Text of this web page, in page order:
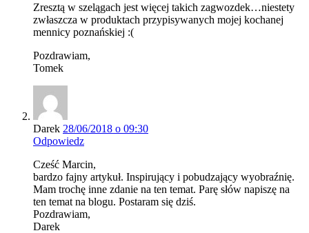
Zresztą w szelągach jest więcej takich zagwozdek…niestety
zwłaszcza w produktach przypisywanych mojej kochanej
mennicy poznańskiej :(
Pozdrawiam,
Tomek
Darek 28/06/2018 o 09:30
Odpowiedz
Cześć Marcin,
bardzo fajny artykuł. Inspirujący i pobudzający wyobraźnię.
Mam trochę inne zdanie na ten temat. Parę słów napiszę na
ten temat na blogu. Postaram się dziś.
Pozdrawiam,
Darek